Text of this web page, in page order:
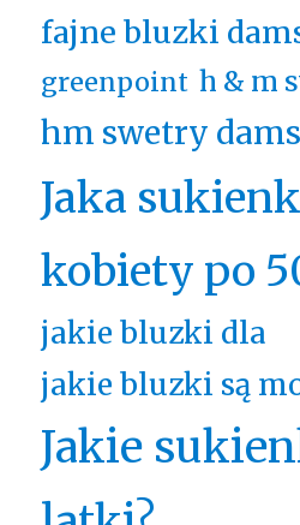
fajne bluzki
greenpoint h & m
hm swetry
Jaka
kobiety po
jakie bluzki dla
jakie bluzki są
Jakie